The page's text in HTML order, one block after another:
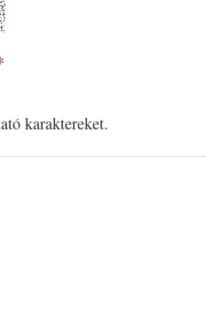
karaktereket.